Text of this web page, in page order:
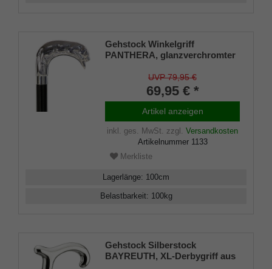
Gehstock Winkelgriff
PANTHERA, glanzverchromter
Buchenholz, inklusive
Gummipuffer, Länge 100 cm
UVP 79,95 €
69,95 € *
Artikel anzeigen
inkl. ges. MwSt. zzgl. Versandkosten
Artikelnummer 1133
Merkliste
Lagerlänge: 100cm
Belastbarkeit: 100kg
Gehstock Silberstock
BAYREUTH, XL-Derbygriff aus